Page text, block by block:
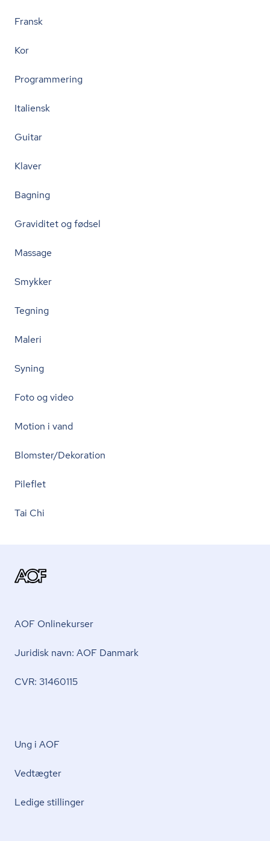
Fransk
Kor
Programmering
Italiensk
Guitar
Klaver
Bagning
Graviditet og fødsel
Massage
Smykker
Tegning
Maleri
Syning
Foto og video
Motion i vand
Blomster/Dekoration
Pileflet
Tai Chi
AOF Onlinekurser
Juridisk navn: AOF Danmark
CVR: 31460115
Ung i AOF
Vedtægter
Ledige stillinger